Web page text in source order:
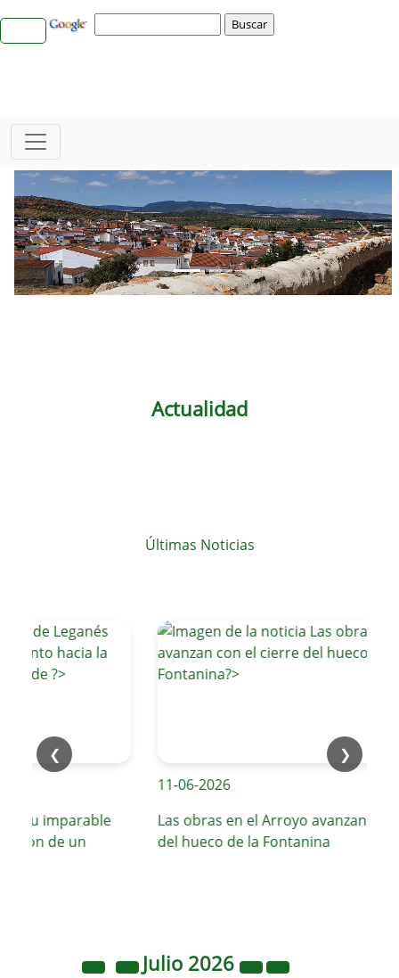
Actualidad
Últimas Noticias
❮ ❯
su imparable
de un
11-06-2026
Las obras en el Arroyo avanzan con
del hueco de la Fontanina
Julio 2026